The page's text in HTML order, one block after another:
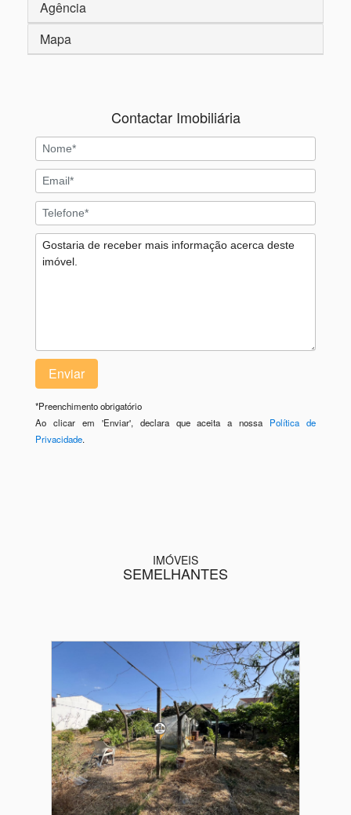
Agência
Mapa
Contactar Imobiliária
*Preenchimento obrigatório
Ao clicar em 'Enviar', declara que aceita a nossa Política de
Privacidade.
IMÓVEIS
SEMELHANTES